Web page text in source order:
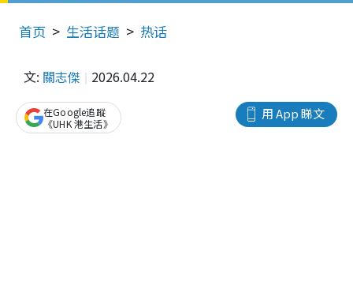
首页 生活话题 热话
文: 關志傑 2026.04.22
用 App 睇文
在Google追蹤
《UHK 港生活》